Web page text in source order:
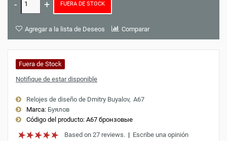
FUERA DE STOCK
Agregar a la lista de Deseos Comparar
Fuera de Stock
Notifique de estar disponible
Relojes de diseño de Dmitry Buyalov A67
Marca: Буялов
Código del producto: A67 бронзовые
Based on 27 reviews. | Escribe una opinión